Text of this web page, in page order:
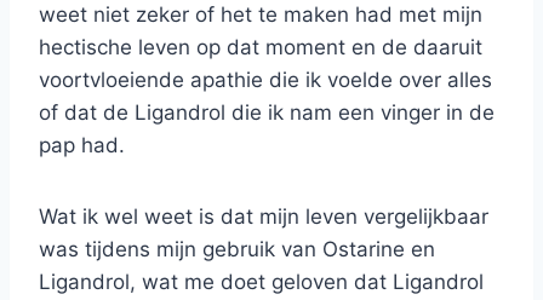
weet niet zeker of het te maken had met mijn
hectische leven op dat moment en de daaruit
voortvloeiende apathie die ik voelde over alles
of dat de Ligandrol die ik nam een vinger in de
pap had.
Wat ik wel weet is dat mijn leven vergelijkbaar
was tijdens mijn gebruik van Ostarine en
Ligandrol, wat me doet geloven dat Ligandrol